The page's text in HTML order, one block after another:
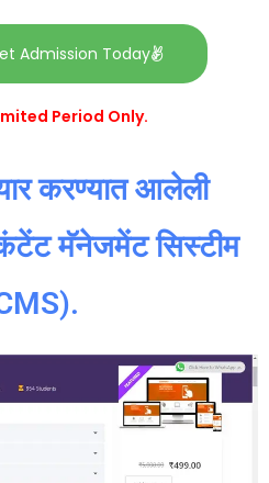
Admission Today
Period Only.
करण्यात आलेली
कंटेंट मॅनेजमेंट सिस्टीम